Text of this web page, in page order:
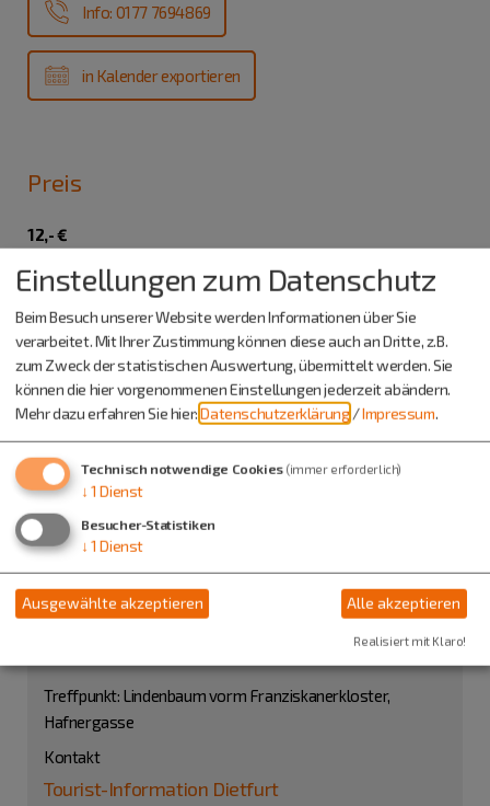
Info: 0177 7694869
in Kalender exportieren
Preis
12,- €
Bezahlung vor Ort; inclusive 1 Glas alkoholfreier Winzersekt
Anmeldung ist erforderlich!
Mindestteilnehmer 10 Pers.
Treffpunkt: Lindenbaum vorm Franziskanerkloster,
Hafnergasse
Kontakt
Tourist-Information Dietfurt
Einstellungen zum Datenschutz
Beim Besuch unserer Website werden Informationen über Sie
verarbeitet. Mit Ihrer Zustimmung können diese auch an Dritte, z.B.
zum Zweck der statistischen Auswertung, übermittelt werden. Sie
können die hier vorgenommenen Einstellungen jederzeit abändern.
Mehr dazu erfahren Sie hier:Datenschutzerklärung /Impressum.
Technisch notwendige Cookies (immer erforderlich)
↓ 1 Dienst
Besucher-Statistiken
↓ 1 Dienst
Ausgewählte akzeptieren Alle akzeptieren
Realisiert mit Klaro!